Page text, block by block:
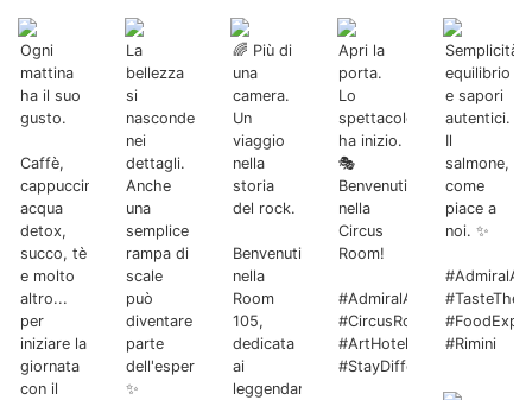
Ogni
mattina
ha il suo
gusto.
Caffè,
cappuccino,
acqua
detox,
succo, tè
e molto
altro...
per
iniziare la
giornata
con il
La
bellezza
si
nasconde
nei
dettagli.
Anche
una
semplice
rampa di
scale
può
diventare
parte
dell'esperienza.
✨
🌈 Più di
una
camera.
Un
viaggio
nella
storia
del rock.
Benvenuti
nella
Room
105,
dedicata
ai
leggendari
Apri la
porta.
Lo
spettacolo
ha inizio.
🎭
Benvenuti
nella
Circus
Room!
#AdmiralArtHotel
#CircusRoom
#ArtHotel
#StayDifferent
Semplicità,
equilibrio
e sapori
autentici.
Il
salmone,
come
piace a
noi. ✨
#Rimini